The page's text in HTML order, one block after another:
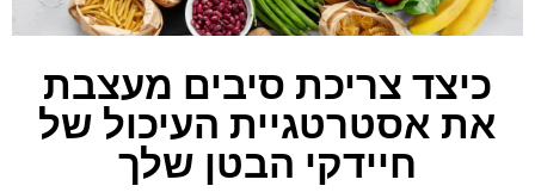
כיצד צריכת סיבים מעצבת
את אסטרטגיית העיכול של
חיידקי הבטן שלך